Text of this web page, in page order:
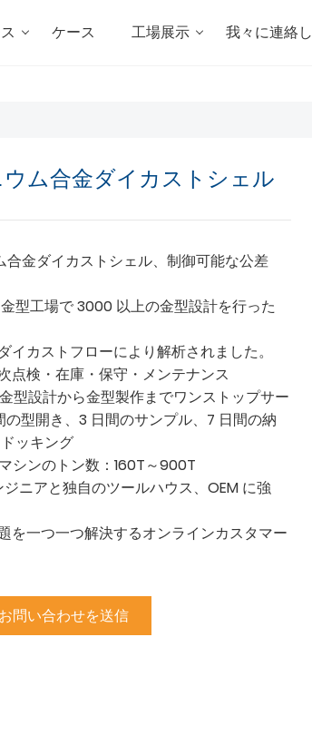
ケース 工場展示 我々に連絡し
ム合金ダイカストシェル
合金ダイカストシェル、制御可能な公差
型工場で 3000 以上の金型設計を行った
イカストフローにより解析されました。
点検・在庫・保守・メンテナンス
型設計から金型製作までワンストップサー
の型開き、3 日間のサンプル、7 日間の納
ッキング
シンのトン数：160T～900T
ニアと独自のツールハウス、OEM に強
を一つ一つ解決するオンラインカスタマー
問い合わせを送信